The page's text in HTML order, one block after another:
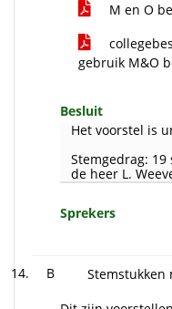
M en O
gebruik M&O
Besluit
Het voorstel is
Stemgedrag: 19
de heer L.
Sprekers
B
Stemstukken